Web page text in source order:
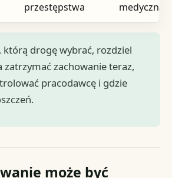
przestępstwa
medyczna
którą drogę wybrać, rozdziel
zatrzymać zachowanie teraz,
pracodawcę i gdzie
może być